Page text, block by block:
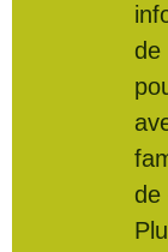
de
de